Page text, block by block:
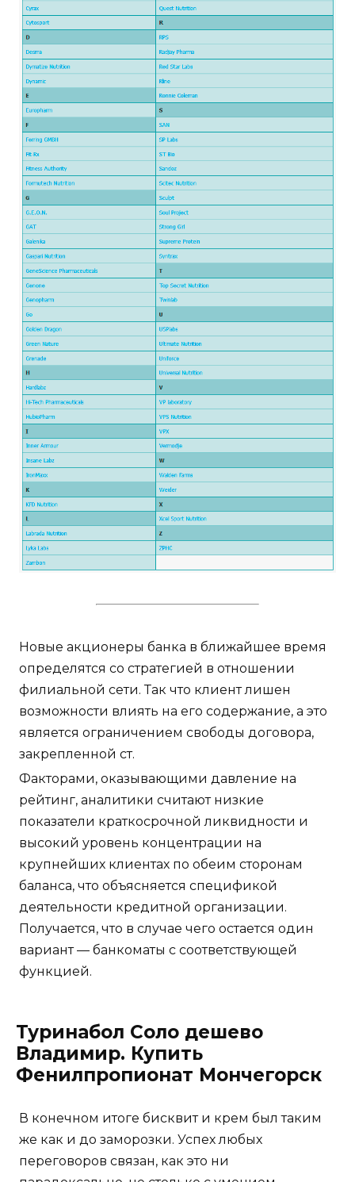
Новые акционеры банка в ближайшее время
определятся со стратегией в отношении
филиальной сети. Так что клиент лишен
возможности влиять на его содержание, а это
является ограничением свободы договора,
закрепленной ст.
Факторами, оказывающими давление на
рейтинг, аналитики считают низкие
показатели краткосрочной ликвидности и
высокий уровень концентрации на
крупнейших клиентах по обеим сторонам
баланса, что объясняется спецификой
деятельности кредитной организации.
Получается, что в случае чего остается один
вариант — банкоматы с соответствующей
функцией.
Туринабол Соло дешево
Владимир. Купить
Фенилпропионат Мончегорск
В конечном итоге бисквит и крем был таким
же как и до заморозки. Успех любых
переговоров связан, как это ни